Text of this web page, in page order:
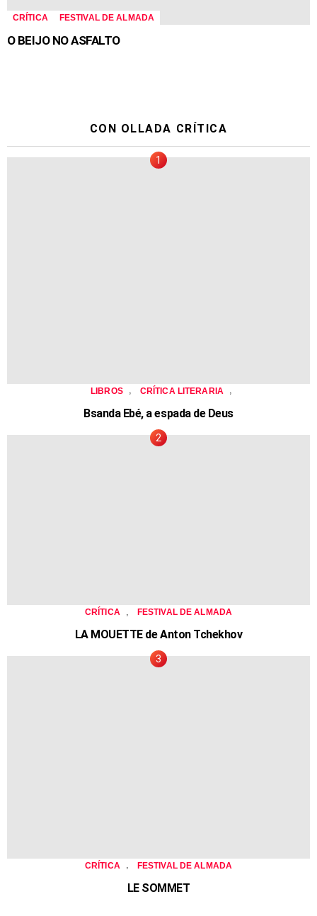
CRÍTICA FESTIVAL DE ALMADA
O BEIJO NO ASFALTO
CON OLLADA CRÍTICA
LIBROS , CRÍTICA LITERARIA ,
Bsanda Ebé, a espada de Deus
CRÍTICA FESTIVAL DE ALMADA
LA MOUETTE de Anton Tchekhov
CRÍTICA , FESTIVAL DE ALMADA
LE SOMMET